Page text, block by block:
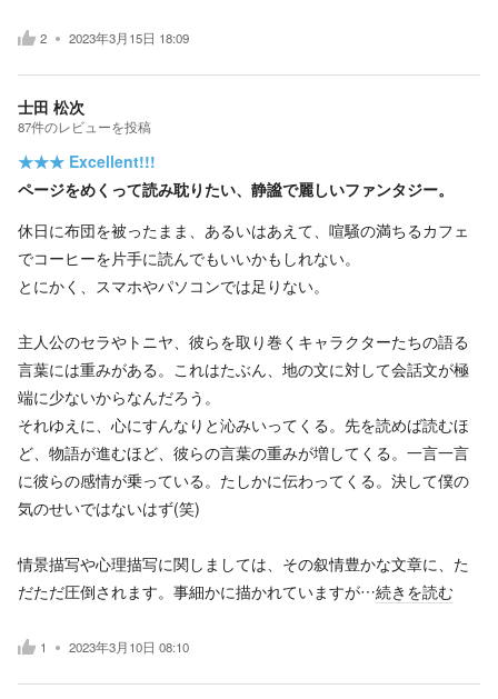
2 2023年3月15日 18:09
士田 松次
87件のレビューを投稿
★★★ Excellent!!!
ページをめくって読み耽りたい、静謐で麗しいファンタジー。
休日に布団を被ったまま、あるいはあえて、喧騒の満ちるカフェ
でコーヒーを片手に読んでもいいかもしれない。
とにかく、スマホやパソコンでは足りない。
主人公のセラやトニヤ、彼らを取り巻くキャラクターたちの語る
言葉には重みがある。これはたぶん、地の文に対して会話文が極
端に少ないからなんだろう。
それゆえに、心にすんなりと沁みいってくる。先を読めば読むほ
ど、物語が進むほど、彼らの言葉の重みが増してくる。一言一言
に彼らの感情が乗っている。たしかに伝わってくる。決して僕の
気のせいではないはず(笑)
情景描写や心理描写に関しましては、その叙情豊かな文章に、た
だただ圧倒されます。事細かに描かれていますが…続きを読む
1 2023年3月10日 08:10